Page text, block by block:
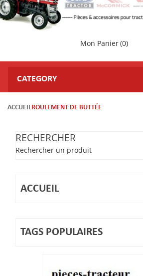
Mon Panier(0)
CATEGORY
ACCUEILROULEMENT DE BUTTÉE
RECHERCHER
Rechercher un produit
ACCUEIL
TAGS POPULAIRES